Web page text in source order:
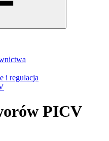
i regulacja
PICV